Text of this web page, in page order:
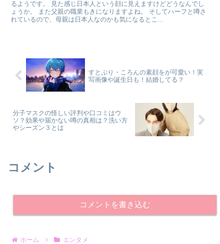
るようです。 見た感じ日本人という顔に見えますけどどうなんでし
ょうか。 また父親の職業もきになりますよね。 そしてハーフと噂さ
れているので、母親は日本人なのかも気になるとこ...
すとぷり・ころんの素顔をが可愛い！実
写画像や誕生日も！結婚してる？
分子マスクの怪しい評判や口コミはウ
ソ？効果や届かない噂の真相は？洗い方
やシーズン３とは
コメント
コメントを書き込む
ホーム エンタメ